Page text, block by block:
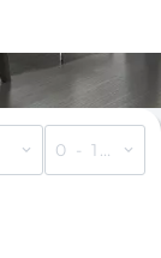
0 - 10 000